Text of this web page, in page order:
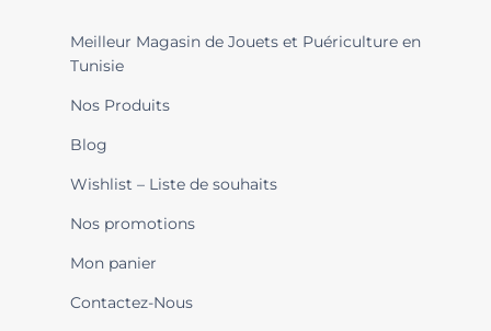
Meilleur Magasin de Jouets et Puériculture en
Tunisie
Nos Produits
Blog
Wishlist – Liste de souhaits
Nos promotions
Mon panier
Contactez-Nous